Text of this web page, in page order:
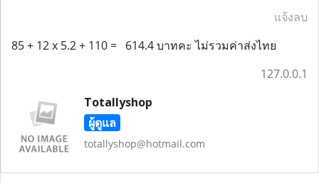
แจ้งลบ
85 + 12 x 5.2 + 110 = 614.4 บาทคะ ไม่รวมค่าส่งไทย
127.0.0.1
Totallyshop
ผู้ดูแล
totallyshop@hotmail.com